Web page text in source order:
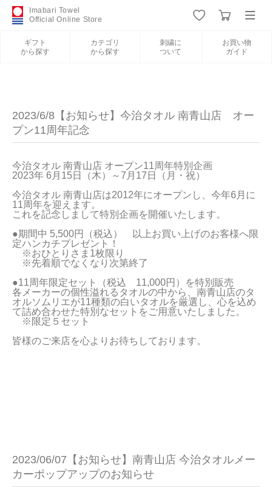
Imabari Towel
Official Online Store
ギフト
から探す
カテゴリ
から探す
刺繍に
ついて
お買い物
ガイド
新規会員登録
カテゴリから探す
刺繍について
お買い物ガイド
今治タオルについて
当サイトについて
会員サービス
店舗リスト
2023/6/8【お知らせ】今治タオル 南青山店 オー
プン11周年記念
今治タオル 南青山店 オープン11周年特別企画
2023年 6月15日（木）～7月17日（月・祝）
今治タオル 南青山店は2012年にオープンし、今年6月に
11周年を迎えます。
これを記念しまして特別企画を開催いたします。
●期間中 5,500円（税込）　以上お買い上げのお客様へ限
定ハンカチプレゼント！
※おひとりさま1枚限り
※先着順でなくなり次第終了
●11周年限定セット（税込　11,000円）を特別販売
各メーカーの個性溢れるタオルの中から、南青山店のタ
オルソムリエが11種類の白いタオルを厳選し、心を込め
て詰め合わせた特別なセットをご用意いたしました。
※限定５セット
2023/06/07【お知らせ】南青山店 今治タオルメー
カーポップアップのお知らせ